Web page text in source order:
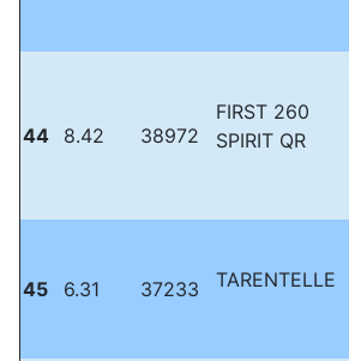
44 8.42 38972
FIRST 260
SPIRIT QR
45 6.31 37233 TARENTELLE